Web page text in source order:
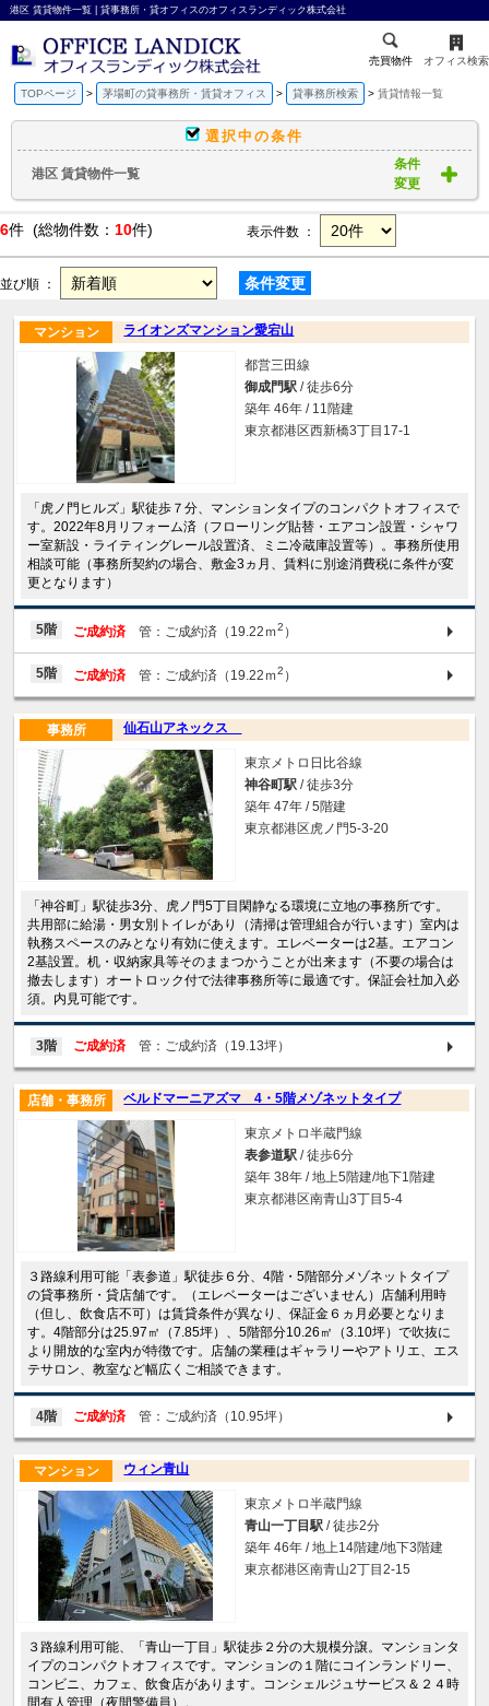
港区 賃貸物件一覧 | 貸事務所・貸オフィスのオフィスランディック株式会社
売買物件 オフィス検索
TOPページ 茅場町の貸事務所・賃貸オフィス 貸事務所検索 賃貸情報一覧
選択中の条件
港区 賃貸物件一覧
条件
変更
6件 (総物件数： 10件) 表示件数 ：
並び順 ： 条件変更
ライオンズマンション愛宕山
マンション
都営三田線
御成門駅 / 徒歩6分
築年 46年 / 11階建
東京都港区西新橋3丁目17-1
「虎ノ門ヒルズ」駅徒歩７分、マンションタイプのコンパクトオフィスで
す。2022年8月リフォーム済（フローリング貼替・エアコン設置・シャワ
ー室新設・ライティングレール設置済、ミニ冷蔵庫設置等）。事務所使用
相談可能（事務所契約の場合、敷金3ヵ月、賃料に別途消費税に条件が変
更となります）
5階 ご成約済 管：ご成約済（19.22ｍ2 ）
5階 ご成約済 管：ご成約済（19.22ｍ2 ）
仙石山アネックス
事務所
東京メトロ日比谷線
神谷町駅 / 徒歩3分
築年 47年 / 5階建
東京都港区虎ノ門5-3-20
「神谷町」駅徒歩3分、虎ノ門5丁目閑静なる環境に立地の事務所です。
共用部に給湯・男女別トイレがあり（清掃は管理組合が行います）室内は
執務スペースのみとなり有効に使えます。エレベーターは2基。エアコン
2基設置。机・収納家具等そのままつかうことが出来ます（不要の場合は
撤去します）オートロック付で法律事務所等に最適です。保証会社加入必
須。内見可能です。
3階 ご成約済 管：ご成約済（19.13坪）
ベルドマーニアズマ 4・5階メゾネットタイプ
店舗・事務所
東京メトロ半蔵門線
表参道駅 / 徒歩6分
築年 38年 / 地上5階建/地下1階建
東京都港区南青山3丁目5-4
３路線利用可能「表参道」駅徒歩６分、4階・5階部分メゾネットタイプ
の貸事務所・貸店舗です。（エレベーターはございません）店舗利用時
（但し、飲食店不可）は賃貸条件が異なり、保証金６ヵ月必要となりま
す。4階部分は25.97㎡（7.85坪）、5階部分10.26㎡（3.10坪）で吹抜に
より開放的な室内が特徴です。店舗の業種はギャラリーやアトリエ、エス
テサロン、教室など幅広くご相談できます。
4階 ご成約済 管：ご成約済（10.95坪）
ウィン青山
マンション
東京メトロ半蔵門線
青山一丁目駅 / 徒歩2分
築年 46年 / 地上14階建/地下3階建
東京都港区南青山2丁目2-15
３路線利用可能、「青山一丁目」駅徒歩２分の大規模分譲。マンションタ
イプのコンパクトオフィスです。マンションの１階にコインランドリー、
コンビニ、カフェ、飲食店があります。コンシェルジュサービス＆２４時
間有人管理（夜間警備員）。